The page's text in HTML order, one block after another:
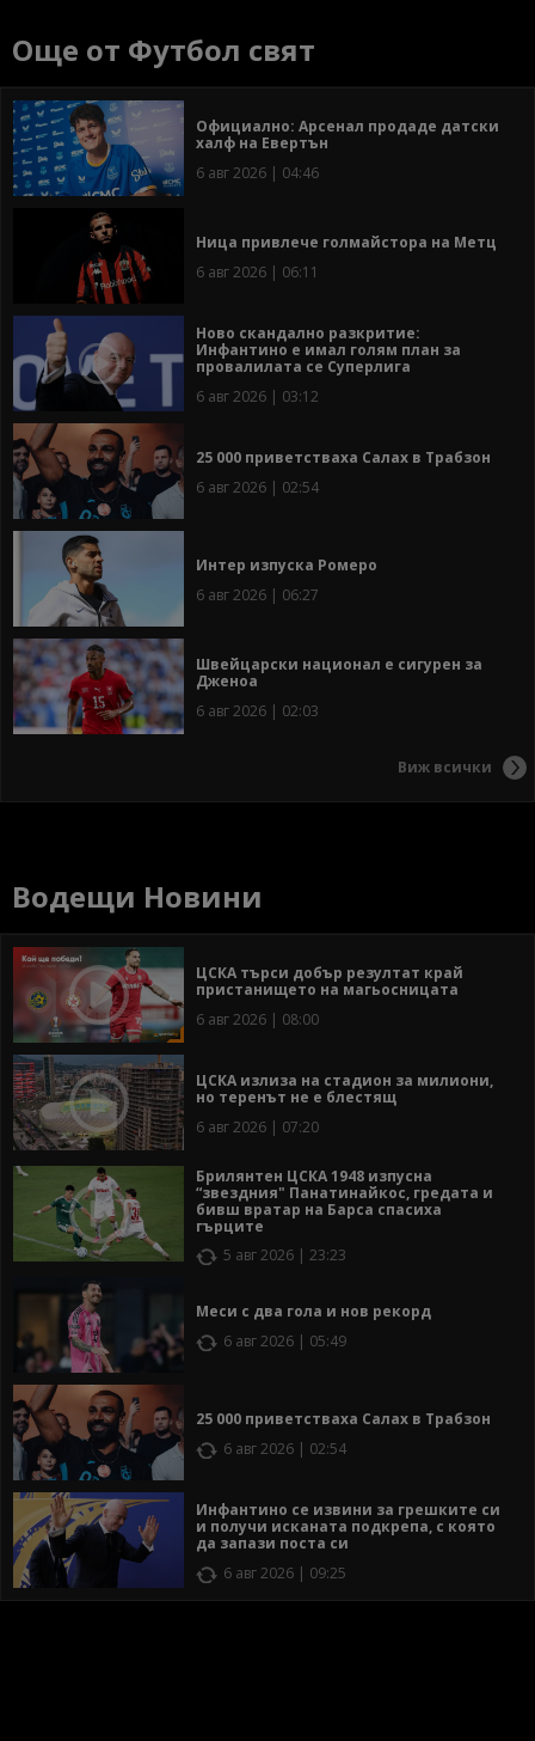
Още от Футбол свят
Официално: Арсенал продаде датски
халф на Евертън
6 авг 2026 | 04:46
Ница привлече голмайстора на Метц
6 авг 2026 | 06:11
Ново скандално разкритие:
Инфантино е имал голям план за
провалилата се Суперлига
6 авг 2026 | 03:12
25 000 приветстваха Салах в Трабзон
6 авг 2026 | 02:54
Интер изпуска Ромеро
6 авг 2026 | 06:27
Швейцарски национал е сигурен за
Дженоа
6 авг 2026 | 02:03
Виж всички
Водещи Новини
ЦСКА търси добър резултат край
пристанището на магьосницата
6 авг 2026 | 08:00
ЦСКА излиза на стадион за милиони,
но теренът не е блестящ
6 авг 2026 | 07:20
Брилянтен ЦСКА 1948 изпусна
“звездния" Панатинайкос, гредата и
бивш вратар на Барса спасиха
гърците
5 авг 2026 | 23:23
Меси с два гола и нов рекорд
6 авг 2026 | 05:49
25 000 приветстваха Салах в Трабзон
6 авг 2026 | 02:54
Инфантино се извини за грешките си
и получи исканата подкрепа, с която
да запази поста си
6 авг 2026 | 09:25